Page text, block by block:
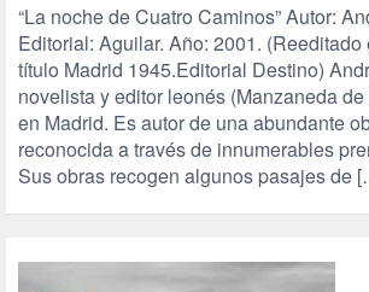
“La noche de Cuatro Caminos” Autor:
Editorial: Aguilar. Año: 2001. (Reeditado
título Madrid 1945.Editorial Destino)
novelista y editor leonés (Manzaneda
en Madrid. Es autor de una abundante
reconocida a través de innumerables
Sus obras recogen algunos pasajes de